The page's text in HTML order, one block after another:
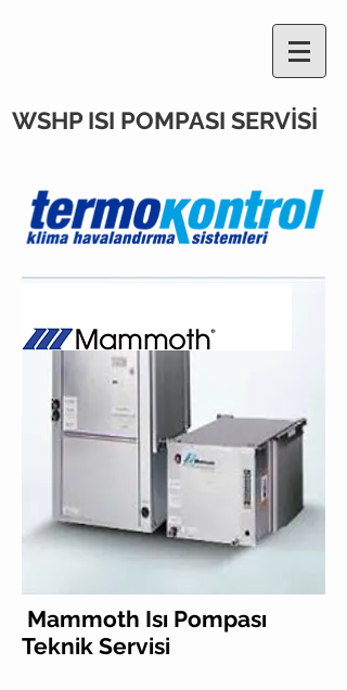
WSHP ISI POMPASI SERVİSİ
Mammoth Isı Pompası
Teknik Servisi